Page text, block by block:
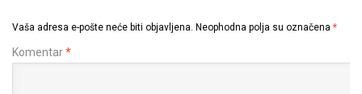
Vaša adresa e-pošte neće biti objavljena. Neophodna polja su označena *
Komentar*